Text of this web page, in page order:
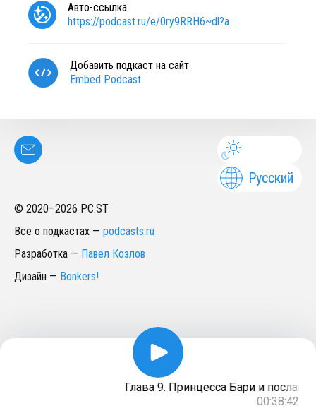
Авто-ссылка
https://podcast.ru/e/0ry9RRH6~dl?a
Добавить подкаст на сайт
Embed Podcast
Русский
© 2020–2026 PC.ST
Все о подкастах — podcasts.ru
Разработка — Павел Козлов
Дизайн — Bonkers!
Глава 9. Принцесса Бари и
00:38:42